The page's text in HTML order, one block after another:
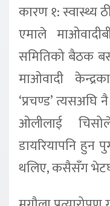
कारण १: स्वास्थ्य
एमाले
समितिको बैठक
माओवादी
‘प्रचण्ड’
ओलीलाई
डायरियापनि हुन
थलिए, कसैसँग